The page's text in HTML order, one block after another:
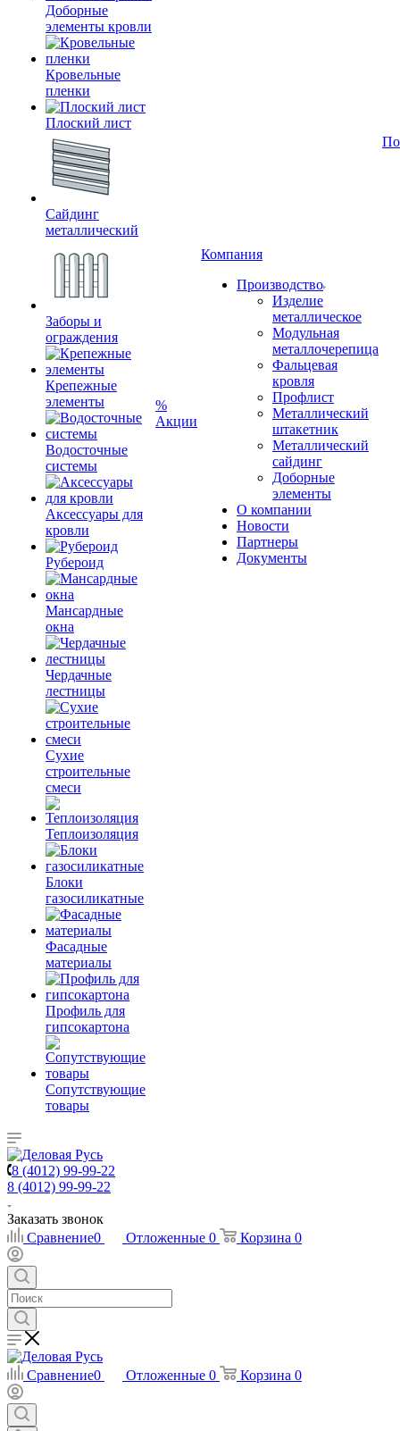
Доборные
элементы кровли
Кровельные
пленки
Плоский лист
Сайдинг
металлический
Заборы и
ограждения
Крепежные
элементы
Водосточные
системы
Аксессуары для
кровли
Рубероид
Мансардные
окна
Чердачные
лестницы
Сухие
строительные
смеси
Теплоизоляция
Блоки
газосиликатные
Фасадные
материалы
Профиль для
гипсокартона
Сопутствующие
товары
%
Акции
Компания
Производство
Изделие
металлическое
Модульная
металлочерепица
Фальцевая
кровля
Профлист
Металлический
штакетник
Металлический
сайдинг
Доборные
элементы
О компании
Новости
Партнеры
Документы
8 (4012) 99-99-22
8 (4012) 99-99-22
Заказать звонок
Сравнение0 Отложенные 0 Корзина 0
Сравнение0 Отложенные 0 Корзина 0